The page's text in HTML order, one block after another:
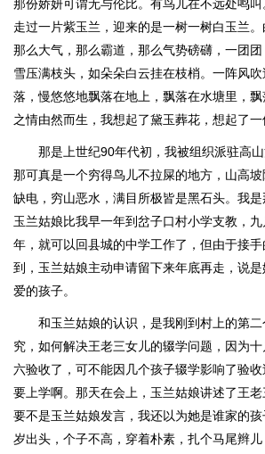
那份娇妍可谓无与伦比。有鸟儿在不远处鸣叫
走过一片紫玉兰，迎来的是一树一树白玉兰
那么大气，那么霸道，那么气势磅礴，一团
雪压满枝头，如朵朵白云挂在枝梢。一阵风
落，慢悠悠地飘落在地上，飘落在水塘里，飘
之情由然而生，我想起了黛玉葬花，想起了一
那是上世纪90年代初，我被组织派驻高
那可真是一个穷得鸟儿不拉屎的地方，山高
缺电，穷山恶水，满目所极皆是黑石头。我是
玉兰姑娘比我早一年到岔子口村小学支教，
年，就可以回县城的中学工作了，但由于接
到，玉兰姑娘主动申请留下来年底再走，说
爱的孩子。
和玉兰姑娘的认识，是我刚到村上的第
究，如何解决王老三女儿的辍学问题，因为
六验收了，可不能因几个孩子辍学影响了验
要上学啊。那天在会上，玉兰姑娘讲述了王老
要不是玉兰姑娘发言，我还以为她是谁家的
岁出头，个子不高，穿着朴素，扎个马尾辫